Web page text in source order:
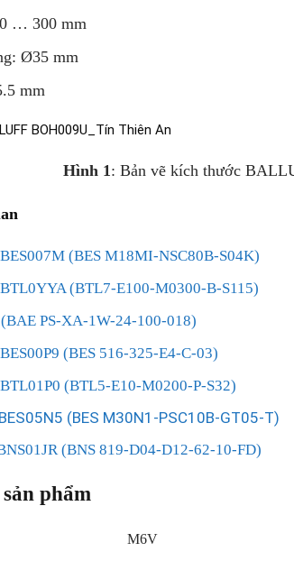
… 300 mm
Ø35 mm
mm
Hình 1: Bản vẽ kích thước
(BES M18MI-NSC80B-S04K)
(BTL7-E100-M0300-B-S115)
PS-XA-1W-24-100-018)
(BES 516-325-E4-C-03)
(BTL5-E10-M0200-P-S32)
(BES M30N1-PSC10B-GT05-T)
(BNS 819-D04-D12-62-10-FD)
phẩm
M6V